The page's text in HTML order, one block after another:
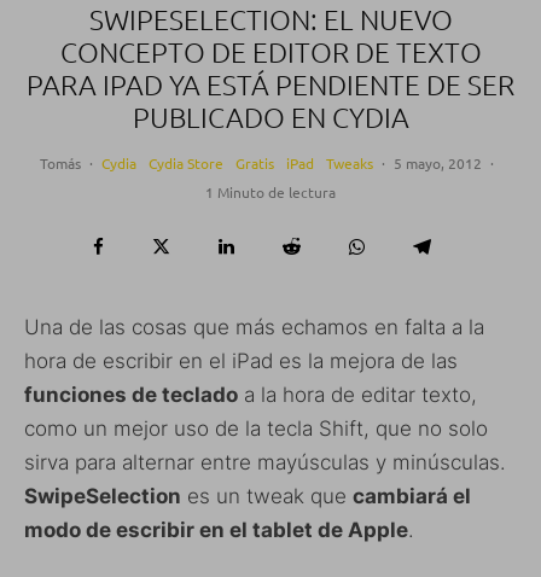
SWIPESELECTION: EL NUEVO
CONCEPTO DE EDITOR DE TEXTO
PARA IPAD YA ESTÁ PENDIENTE DE SER
PUBLICADO EN CYDIA
Tomás · Cydia Cydia Store Gratis iPad Tweaks · 5 mayo, 2012 ·
1 Minuto de lectura
Una de las cosas que más echamos en falta a la
hora de escribir en el iPad es la mejora de las
funciones de teclado a la hora de editar texto,
como un mejor uso de la tecla Shift, que no solo
sirva para alternar entre mayúsculas y minúsculas.
SwipeSelection es un tweak que cambiará el
modo de escribir en el tablet de Apple.